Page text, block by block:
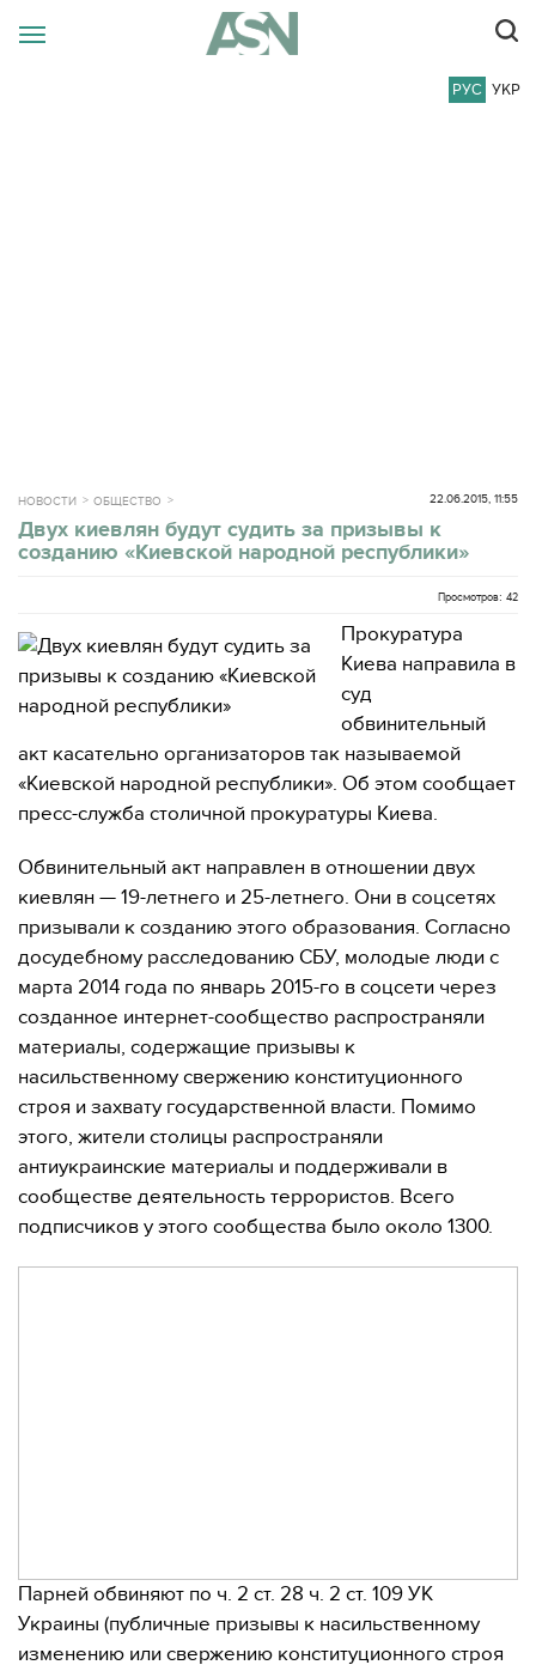
РУС УКР
НОВОСТИ ОБЩЕСТВО 22.06.2015, 11:55
Двух киевлян будут судить за призывы к
созданию «Киевской народной республики»
Просмотров: 42
Прокуратура
Киева направила в
суд
обвинительный
акт касательно организаторов так называемой
«Киевской народной республики». Об этом сообщает
пресс-служба столичной прокуратуры Киева.
Обвинительный акт направлен в отношении двух
киевлян — 19-летнего и 25-летнего. Они в соцсетях
призывали к созданию этого образования. Согласно
досудебному расследованию СБУ, молодые люди с
марта 2014 года по январь 2015-го в соцсети через
созданное интернет-сообщество распространяли
материалы, содержащие призывы к
насильственному свержению конституционного
строя и захвату государственной власти. Помимо
этого, жители столицы распространяли
антиукраинские материалы и поддерживали в
сообществе деятельность террористов. Всего
подписчиков у этого сообщества было около 1300.
Парней обвиняют по ч. 2 ст. 28 ч. 2 ст. 109 УК
Украины (публичные призывы к насильственному
изменению или свержению конституционного строя